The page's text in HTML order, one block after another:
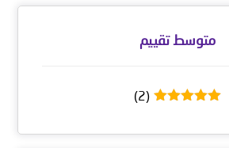
متوسط ​​تقييم
(2)